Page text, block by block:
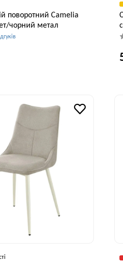
поворотний Camelia
чорний метал
94 см